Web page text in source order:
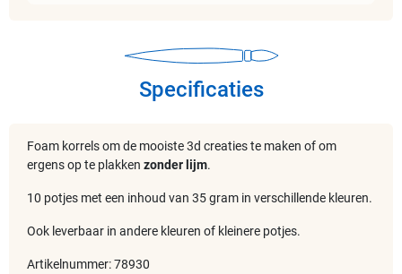
Specificaties
Foam korrels om de mooiste 3d creaties te maken of om
ergens op te plakken zonder lijm.
10 potjes met een inhoud van 35 gram in verschillende kleuren.
Ook leverbaar in andere kleuren of kleinere potjes.
Artikelnummer: 78930